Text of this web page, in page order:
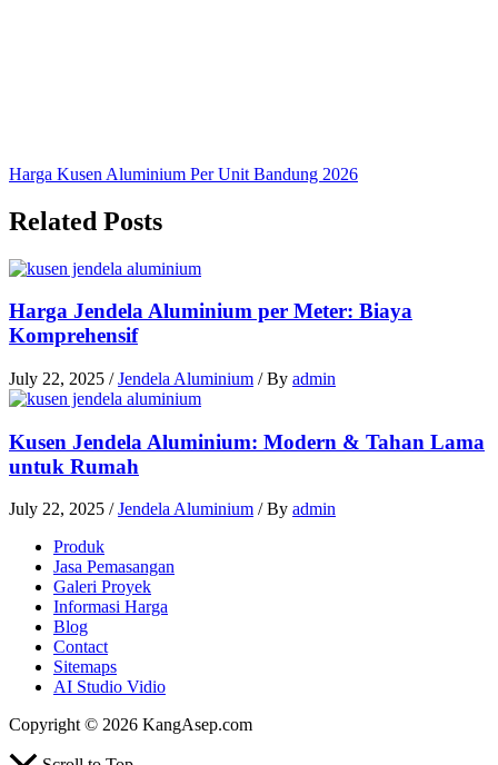
Harga Kusen Aluminium Per Unit Bandung 2026
Related Posts
Harga Jendela Aluminium per Meter: Biaya
Komprehensif
July 22, 2025 /Jendela Aluminium / By admin
Kusen Jendela Aluminium: Modern & Tahan Lama
untuk Rumah
July 22, 2025 /Jendela Aluminium / By admin
Produk
Jasa Pemasangan
Galeri Proyek
Informasi Harga
Blog
Contact
Sitemaps
AI Studio Vidio
Copyright © 2026 KangAsep.com